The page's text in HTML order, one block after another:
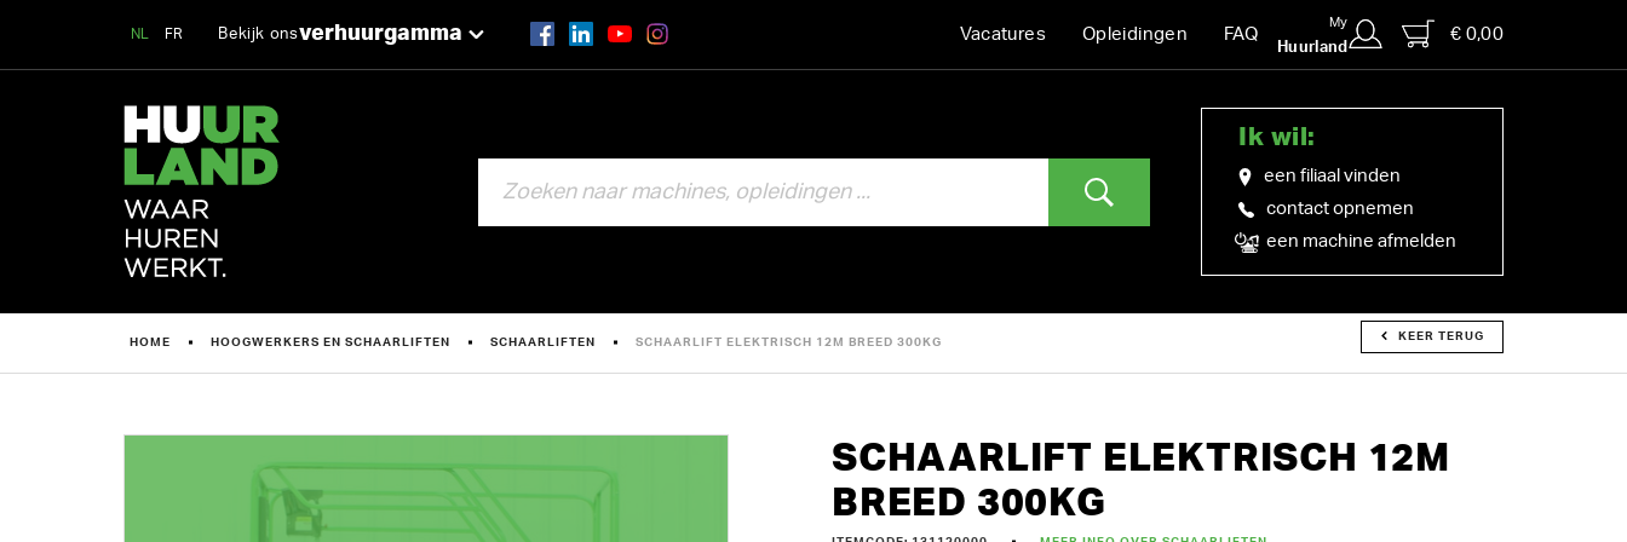
NL FR Bekijk onsverhuurgamma Vacatures Opleidingen FAQ
My
Huurland
€ 0,00
Ik wil:
een filiaal vinden
contact opnemen
een machine afmelden
HOME HOOGWERKERS EN SCHAARLIFTEN SCHAARLIFTEN SCHAARLIFT ELEKTRISCH 12M BREED 300KG KEER TERUG
SCHAARLIFT ELEKTRISCH 12M
BREED 300KG